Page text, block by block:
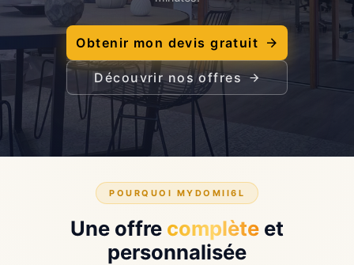
Obtenir mon devis gratuit
Découvrir nos offres
POURQUOI MYDOMII6L
Une offre complète et
personnalisée